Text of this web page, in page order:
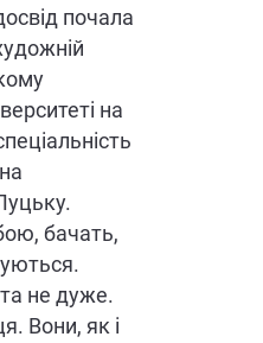
почала
на
бачать,
не дуже.
Вони, як і